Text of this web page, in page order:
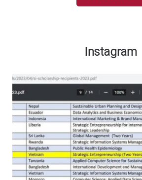
Instagram